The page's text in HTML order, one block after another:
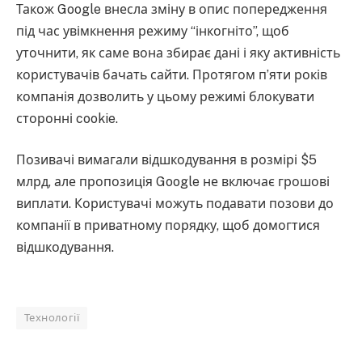
Також Google внесла зміну в опис попередження
під час увімкнення режиму “інкогніто”, щоб
уточнити, як саме вона збирає дані і яку активність
користувачів бачать сайти. Протягом п’яти років
компанія дозволить у цьому режимі блокувати
сторонні cookie.
Позивачі вимагали відшкодування в розмірі $5
млрд, але пропозиція Google не включає грошові
виплати. Користувачі можуть подавати позови до
компанії в приватному порядку, щоб домогтися
відшкодування.
Технології